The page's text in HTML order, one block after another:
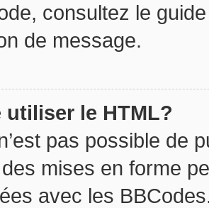
consultez le
de message.
utiliser le HTML?
pas possible de
mises en forme
avec les